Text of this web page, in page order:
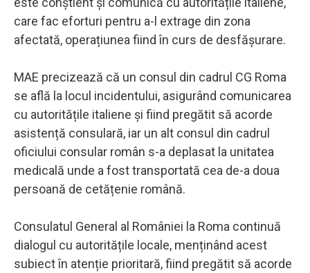
care fac eforturi pentru a-l extrage din zona
afectată, operațiunea fiind în curs de desfășurare.
MAE precizează că un consul din cadrul CG Roma
se află la locul incidentului, asigurând comunicarea
cu autoritățile italiene și fiind pregătit să acorde
asistență consulară, iar un alt consul din cadrul
oficiului consular român s-a deplasat la unitatea
medicală unde a fost transportată cea de-a doua
persoană de cetățenie română.
Consulatul General al României la Roma continuă
dialogul cu autoritățile locale, menținând acest
subiect în atenție prioritară, fiind pregătit să acorde